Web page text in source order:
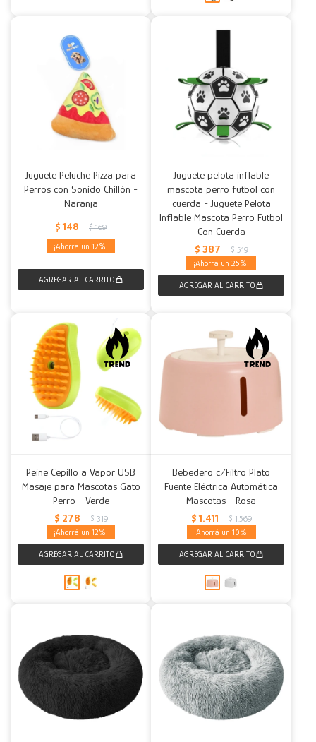
Juguete Peluche Pizza para
Perros con Sonido Chillón -
Naranja
$ 148 $ 169
12
Juguete pelota inflable
mascota perro futbol con
cuerda - Juguete Pelota
Inflable Mascota Perro Futbol
Con Cuerda
$ 387 $ 519
25
Peine Cepillo a Vapor USB
Masaje para Mascotas Gato
Perro - Verde
$ 278 $ 319
12
Bebedero c/Filtro Plato
Fuente Eléctrica Automática
Mascotas - Rosa
$ 1.411 $ 1.569
10